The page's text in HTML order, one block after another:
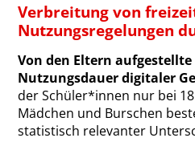
Verbreitung von
Nutzungsregelungen
Von den Eltern
Nutzungsdauer digitaler
der Schüler*innen nur bei
Mädchen und Burschen
statistisch relevanter